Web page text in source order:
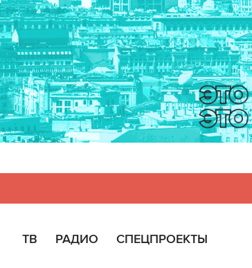
ТВ РАДИО СПЕЦПРОЕКТЫ